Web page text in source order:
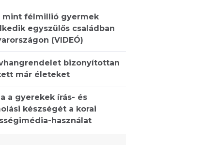
mint félmillió gyermek
egyszülős családban
(VIDEÓ)
bizonyítottan
már életeket
a gyerekek írás- és
készségét a korai
használat